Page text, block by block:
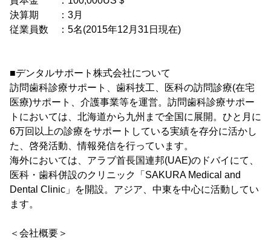
決算期 ：3月
従業員数 ：5名(2015年12月31日現在)
■デンタルサポート株式会社について
訪問歯科診療サポート、歯科技工、医科の訪問診療(在宅
医療)サポート、介護事業等を運営。訪問歯科診療サポー
トにおいては、北海道から九州まで全国に展開。ひと月に
6万回以上の診療をサポートしている実績を存分に活かし
た、啓発活動、情報発信を行っています。
海外においては、アラブ首長国連邦(UAE)のドバイにて、
医科・歯科併設のクリニック「SAKURA Medical and
Dental Clinic」を開設。アジア、中東を中心に活動してい
ます。
＜会社概要＞